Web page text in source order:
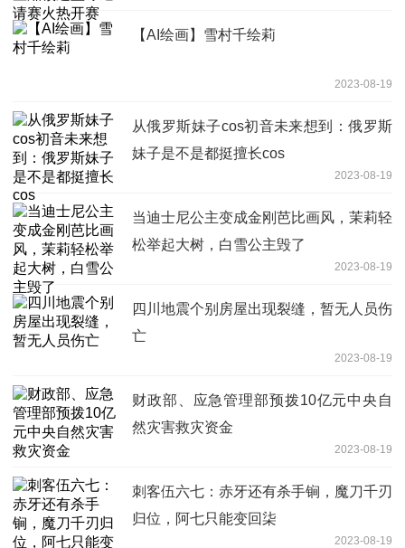
【AI绘画】雪村千绘莉
2023-08-19
从俄罗斯妹子cos初音未来想到：俄罗斯
妹子是不是都挺擅长cos
2023-08-19
当迪士尼公主变成金刚芭比画风，茉莉轻
松举起大树，白雪公主毁了
2023-08-19
四川地震个别房屋出现裂缝，暂无人员伤
亡
2023-08-19
财政部、应急管理部预拨10亿元中央自
然灾害救灾资金
2023-08-19
刺客伍六七：赤牙还有杀手锏，魔刀千刃
归位，阿七只能变回柒
2023-08-19